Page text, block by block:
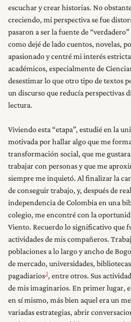
escuchar y crear historias. No
creciendo, mi perspectiva se fue
pasaron a ser la fuente de
como dejé de lado cuentos, novelas,
apasionado y centré mi interés
académicos, especialmente de
desestimar lo que otro tipo de textos
un discurso que reducía perspectivas
lectura.
Viviendo esta “etapa”, estudié en la
motivada por hallar algo que me
transformación social, que me
trabajar con personas y que me
siempre me inquietó. Al finalizar la
de conseguir trabajo, y, después de
independencia de Colombia en una
colegio, me encontré con la
Viento. Recuerdo lo significativo que
actividades de mis compañeros.
poblaciones a lo largo y ancho de
de mercado, universidades,
pagadiarios1, entre otros. Sus
de mis imaginarios. En primer lugar,
en sí mismo, más bien aquel era un
variadas estrategias, abrir